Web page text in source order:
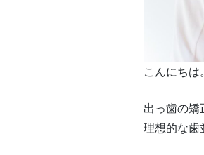
こんにちは
出っ歯の矯
理想的な歯